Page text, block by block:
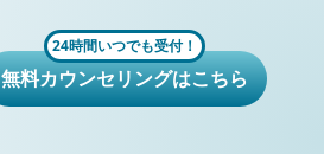
24時間いつでも受付！
無料カウンセリングはこちら